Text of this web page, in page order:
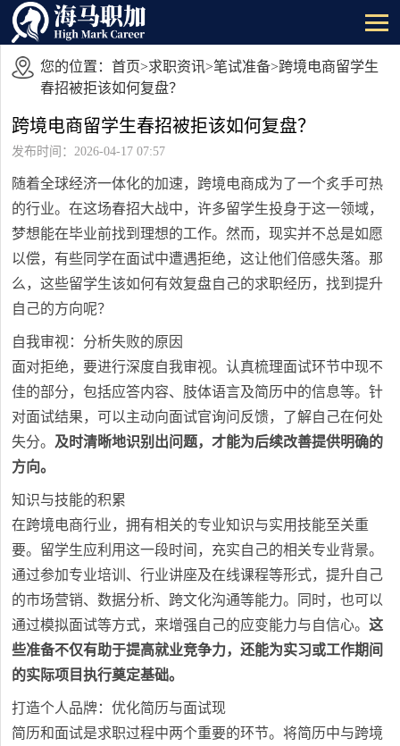
您的位置： 首页>求职资讯>笔试准备>跨境电商留学生
春招被拒该如何复盘？
跨境电商留学生春招被拒该如何复盘？
发布时间：2026-04-17 07:57
随着全球经济一体化的加速，跨境电商成为了一个炙手可热
的行业。在这场春招大战中，许多留学生投身于这一领域，
梦想能在毕业前找到理想的工作。然而，现实并不总是如愿
以偿，有些同学在面试中遭遇拒绝，这让他们倍感失落。那
么，这些留学生该如何有效复盘自己的求职经历，找到提升
自己的方向呢？
自我审视：分析失败的原因
面对拒绝，要进行深度自我审视。认真梳理面试环节中现不
佳的部分，包括应答内容、肢体语言及简历中的信息等。针
对面试结果，可以主动向面试官询问反馈，了解自己在何处
失分。 及时清晰地识别出问题，才能为后续改善提供明确的
方向。
知识与技能的积累
在跨境电商行业，拥有相关的专业知识与实用技能至关重
要。留学生应利用这一段时间，充实自己的相关专业背景。
通过参加专业培训、行业讲座及在线课程等形式，提升自己
的市场营销、数据分析、跨文化沟通等能力。同时，也可以
通过模拟面试等方式，来增强自己的应变能力与自信心。这
些准备不仅有助于提高就业竞争力，还能为实习或工作期间
的实际项目执行奠定基础。
打造个人品牌：优化简历与面试现
简历和面试是求职过程中两个重要的环节。将简历中与跨境